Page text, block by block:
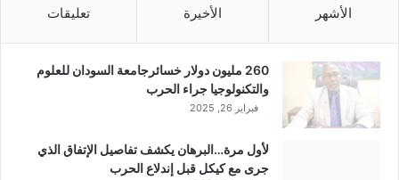
الأشهر الأخيرة تعليقات
260 مليون دولار خسائرجامعة السودان للعلوم
والتكنولوجيا جراء الحرب
فبراير 26, 2025
لأول مرة…البرهان يكشف تفاصيل الإتفاق الذي
جرى مع كيكل قبل إندلاع الحرب